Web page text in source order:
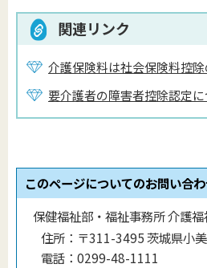
関連リンク
介護保険料は社会保険料控
要介護者の障害者控除認定
このページについてのお問い合
保健福祉部・福祉事務所 介護
住所： 〒311-3495 茨城県小
電話： 0299-48-1111